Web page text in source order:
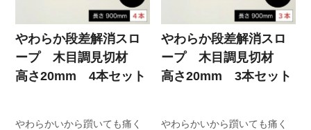
やわらかいから躓いても痛く
やわらか段差解消スロ
ープ 木目調見切材
高さ20mm 4本セット
やわらかいから躓いても痛く
やわらか段差解消スロ
ープ 木目調見切材
高さ20mm 3本セット